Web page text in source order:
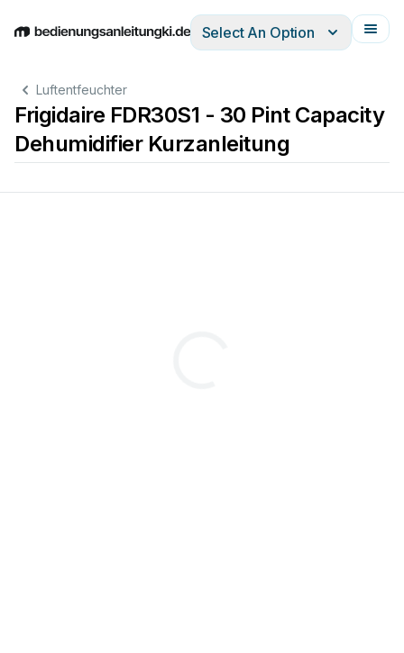
EnglishDeutschEspañolItalianoFrançais
Select An Option
Luftentfeuchter
Frigidaire FDR30S1 - 30 Pint Capacity
Dehumidifier Kurzanleitung